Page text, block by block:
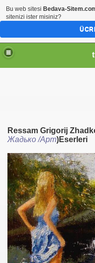
Ressam Grigorij
Жадько /Арт)Eserleri
Bu web sitesi Bedava-
sitenizi ister misiniz?